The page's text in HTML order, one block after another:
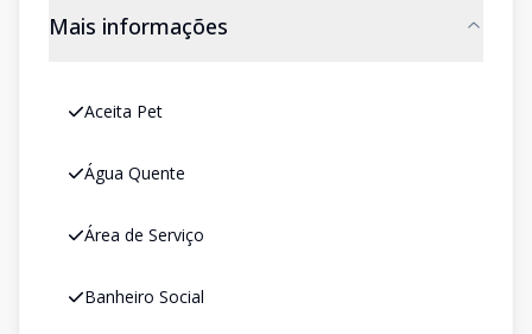
Mais informações
Aceita Pet
Água Quente
Área de Serviço
Banheiro Social